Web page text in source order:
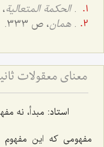
.الحکمة المتعالیة، ج
.همان، ص 333.
استاد: مبدأ، نه
مفهومی که این